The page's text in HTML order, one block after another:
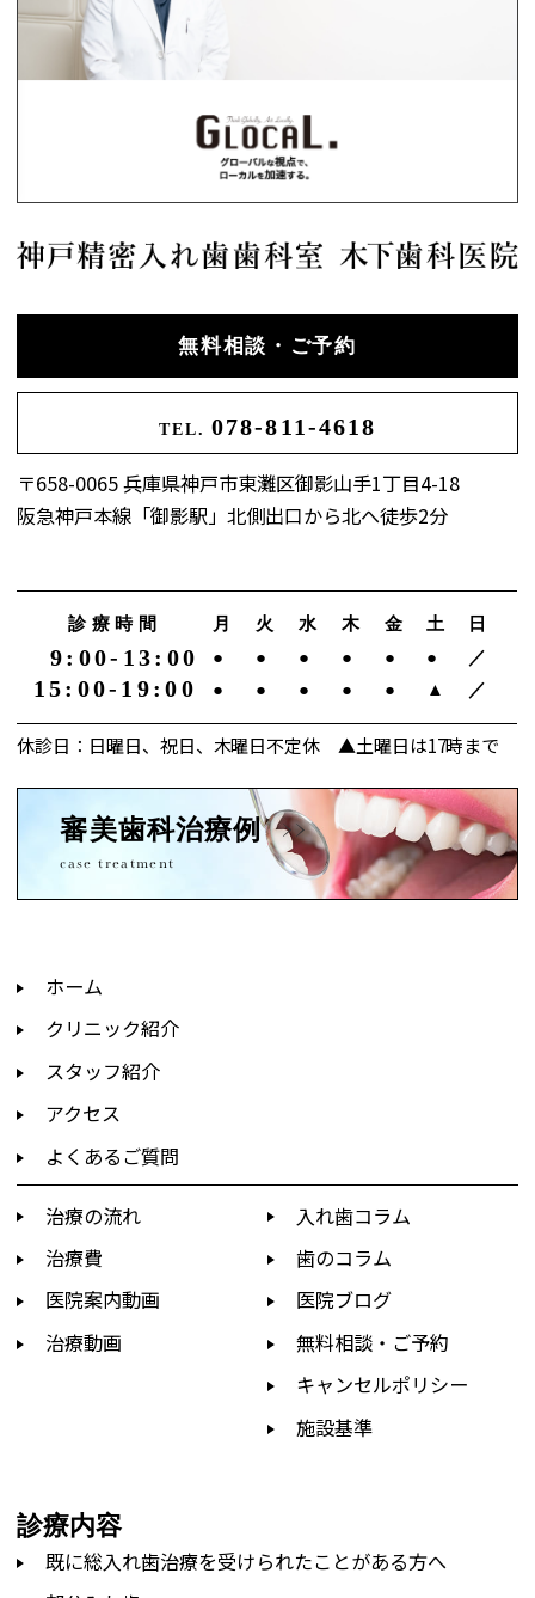
無料相談・ご予約
TEL. 078-811-4618
〒658-0065 兵庫県神戸市東灘区御影山手1丁目4-18
阪急神戸本線「御影駅」北側出口から北へ徒歩2分
審美歯科治療例
case treatment
診療時間 月 火 水 木 金 土 日
9:00-13:00 ● ● ● ● ● ● ／
15:00-19:00 ● ● ● ● ● ▲ ／
休診日：日曜日、祝日、木曜日不定休 ▲土曜日は17時まで
ホーム
クリニック紹介
スタッフ紹介
アクセス
よくあるご質問
治療の流れ
治療費
医院案内動画
治療動画
入れ歯コラム
歯のコラム
医院ブログ
無料相談・ご予約
キャンセルポリシー
施設基準
診療内容
既に総入れ歯治療を受けられたことがある方へ